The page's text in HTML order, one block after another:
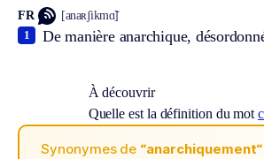
FR [anaʀʃikmɑ̃]
De manière anarchique,
1
À découvrir
Quelle est la définition du mot
Synonymes de “anarchiquement“